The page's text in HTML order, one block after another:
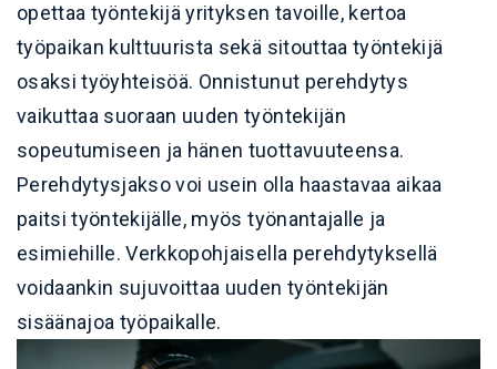
opettaa työntekijä yrityksen tavoille, kertoa
työpaikan kulttuurista sekä sitouttaa työntekijä
osaksi työyhteisöä. Onnistunut perehdytys
vaikuttaa suoraan uuden työntekijän
sopeutumiseen ja hänen tuottavuuteensa.
Perehdytysjakso voi usein olla haastavaa aikaa
paitsi työntekijälle, myös työnantajalle ja
esimiehille. Verkkopohjaisella perehdytyksellä
voidaankin sujuvoittaa uuden työntekijän
sisäänajoa työpaikalle.